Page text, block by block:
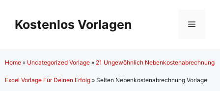
Inhalt
springen
Kostenlos Vorlagen Menü
Home » Uncategorized Vorlage » 21 Ungewöhnlich Nebenkostenabrechnung
Excel Vorlage Für Deinen Erfolg » Selten Nebenkostenabrechnung Vorlage